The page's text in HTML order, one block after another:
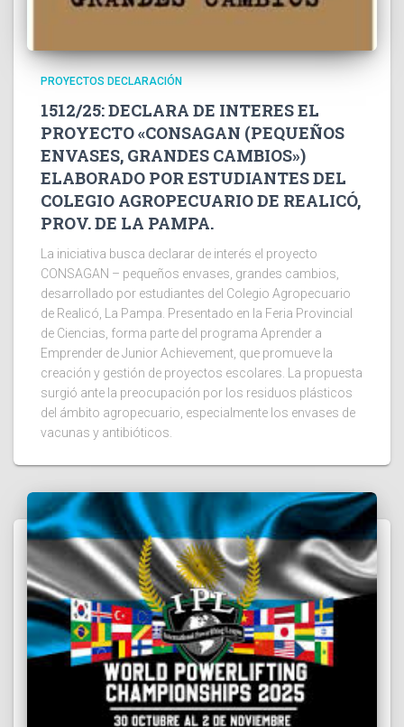
PROYECTOS DECLARACIÓN
1512/25: DECLARA DE INTERES EL
PROYECTO «CONSAGAN (PEQUEÑOS
ENVASES, GRANDES CAMBIOS»)
ELABORADO POR ESTUDIANTES DEL
COLEGIO AGROPECUARIO DE REALICÓ,
PROV. DE LA PAMPA.
La iniciativa busca declarar de interés el proyecto
CONSAGAN – pequeños envases, grandes cambios,
desarrollado por estudiantes del Colegio Agropecuario
de Realicó, La Pampa. Presentado en la Feria Provincial
de Ciencias, forma parte del programa Aprender a
Emprender de Junior Achievement, que promueve la
creación y gestión de proyectos escolares. La propuesta
surgió ante la preocupación por los residuos plásticos
del ámbito agropecuario, especialmente los envases de
vacunas y antibióticos.